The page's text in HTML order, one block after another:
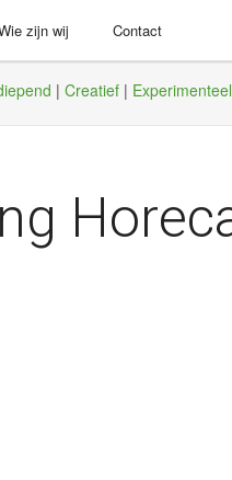
zijn wij Contact
| Creatief | Experimenteel